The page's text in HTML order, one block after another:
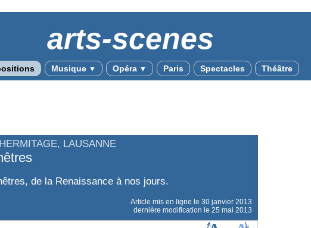
arts-scenes
Musique ▼ Opéra ▼ Paris Spectacles Théâtre
LAUSANNE
de la Renaissance à nos jours.
Article mis en ligne le 30 janvier 2013
dernière modification le 25 mai 2013